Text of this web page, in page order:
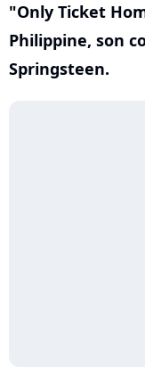
"Only Ticket
Philippine, son
Springsteen.